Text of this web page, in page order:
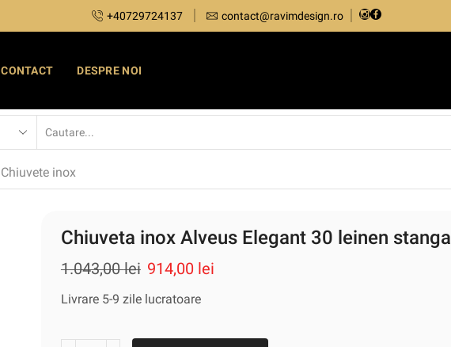
+40729724137 contact@ravimdesign.ro
CONTACT DESPRE NOI
Chiuvete inox
Chiuveta inox Alveus Elegant 30 leinen stanga
1.043,00lei 914,00 lei
Livrare 5-9 zile lucratoare